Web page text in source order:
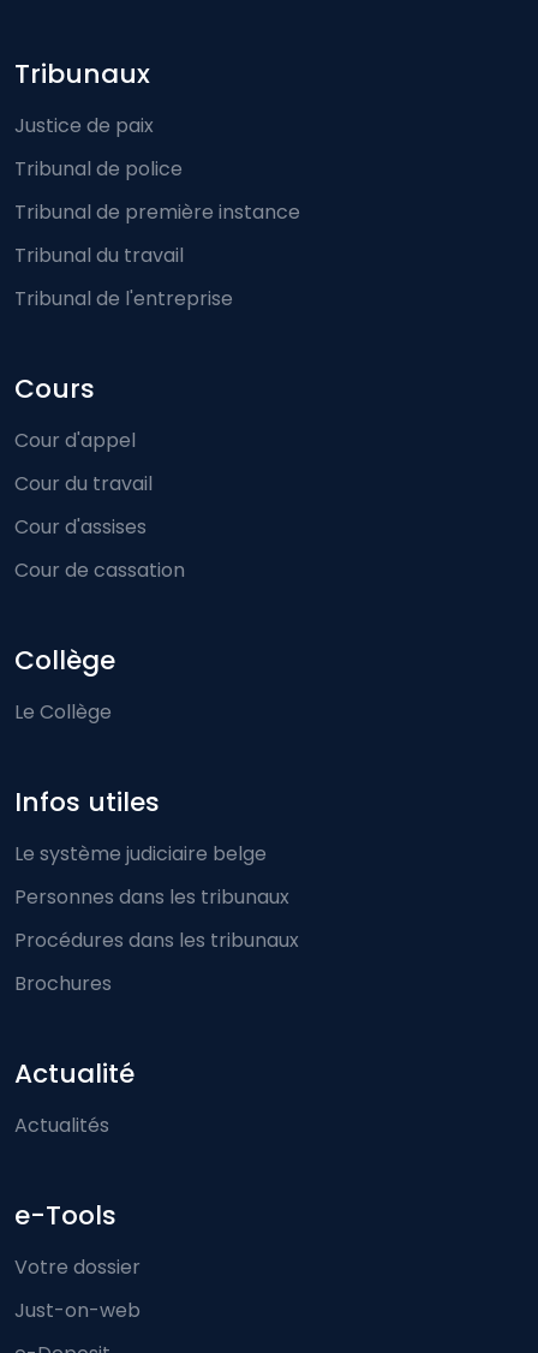
Footer-menu
Tribunaux
Justice de paix
Tribunal de police
Tribunal de première instance
Tribunal du travail
Tribunal de l'entreprise
Cours
Cour d'appel
Cour du travail
Cour d'assises
Cour de cassation
Collège
Le Collège
Infos utiles
Le système judiciaire belge
Personnes dans les tribunaux
Procédures dans les tribunaux
Brochures
Actualité
Actualités
e-Tools
Votre dossier
Just-on-web